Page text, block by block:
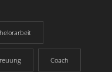
Coach